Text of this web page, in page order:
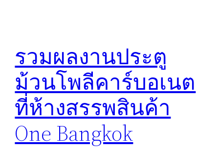
รวมผลงานประตู
ม้วนโพลีคาร์บอเนต
ที่ห้างสรรพสินค้า
One Bangkok